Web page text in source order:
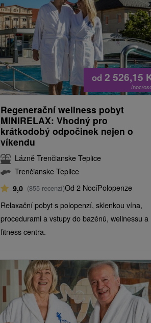
od 2 526,15
/noc/
Regenerační wellness pobyt
MINIRELAX: Vhodný pro
krátkodobý odpočinek nejen o
víkendu
Lázně Trenčianske Teplice
Trenčianske Teplice
9,0 (855 recenzí)Od 2 NocíPolopenze
Relaxační pobyt s polopenzí, sklenkou vína,
procedurami a vstupy do bazénů, wellnessu a
fitness centra.